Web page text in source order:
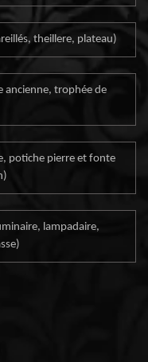
theillere, plateau)
ancienne, trophée de
potiche pierre et fonte
lampadaire,